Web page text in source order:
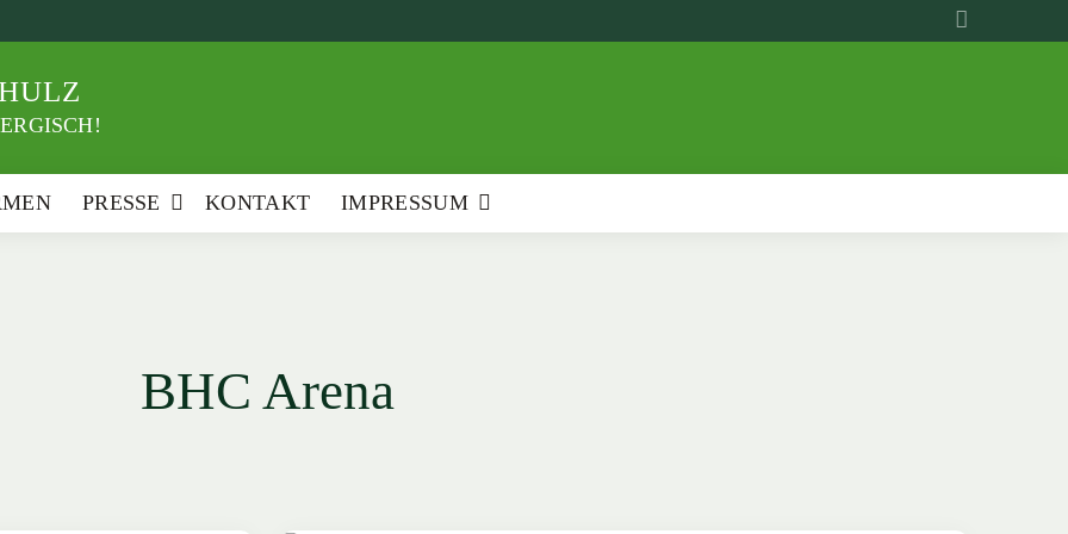
PRESSE KONTAKT IMPRESSUM
BHC Arena